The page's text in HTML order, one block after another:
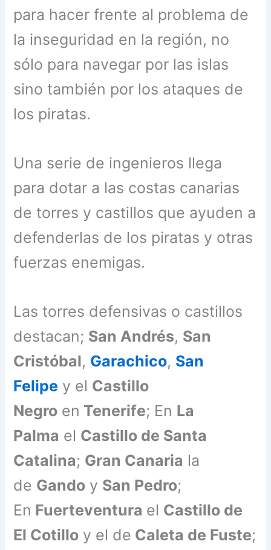
para hacer frente al problema de
la inseguridad en la región, no
sólo para navegar por las islas
sino también por los ataques de
los piratas.
Una serie de ingenieros llega
para dotar a las costas canarias
de torres y castillos que ayuden a
defenderlas de los piratas y otras
fuerzas enemigas.
Las torres defensivas o castillos
destacan; San Andrés, San
Cristóbal, Garachico, San
Felipe y el Castillo
Negro en Tenerife; En La
Palma el Castillo de Santa
Catalina; Gran Canaria la
de Gando y San Pedro;
En Fuerteventura el Castillo de
El Cotillo y el de Caleta de Fuste;